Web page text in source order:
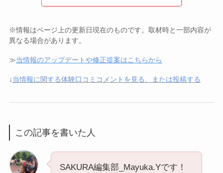
※情報はページ上の更新日現在のものです。取材時と一部内容が
異なる場合があります。
≫当情報のアップデートや修正提案はこちらから
↓当情報に関する体験口コミコメントを見る、または投稿する
この記事を書いた人
SAKURA編集部_Mayuka.Yです！